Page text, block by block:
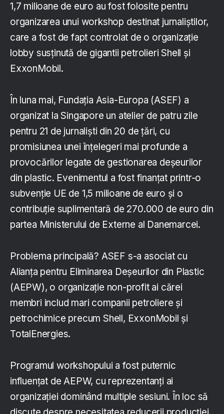
1,7 milioane de euro au fost folosite pentru
organizarea unui workshop destinat jurnaliștilor,
care a fost de fapt controlat de o organizație
lobby susținută de gigantii petrolieri Shell și
ExxonMobil.
În luna mai, Fundația Asia-Europa (ASEF) a
organizat la Singapore un atelier de patru zile
pentru 21 de jurnaliști din 20 de țări, cu
promisiunea unei înțelegeri mai profunde a
provocărilor legate de gestionarea deșeurilor
din plastic. Evenimentul a fost finanțat printr-o
subvenție UE de 1,5 milioane de euro și o
contribuție suplimentară de 270.000 de euro din
partea Ministerului de Externe al Danemarcei.
Problema principală? ASEF s-a asociat cu
Alianța pentru Eliminarea Deșeurilor din Plastic
(AEPW), o organizație non-profit ai cărei
membri includ mari companii petroliere și
petrochimice precum Shell, ExxonMobil și
TotalEnergies.
Programul workshopului a fost puternic
influențat de AEPW, cu reprezentanți ai
organizației dominând multiple sesiuni. În loc să